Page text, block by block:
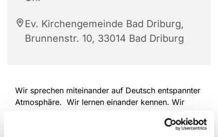
Ev. Kirchengemeinde Bad Driburg,
Brunnenstr. 10, 33014 Bad Driburg
Wir sprechen miteinander auf Deutsch entspannter
Atmosphäre. Wir lernen einander kennen. Wir